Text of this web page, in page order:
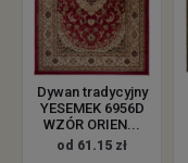
Dywan tradycyjny
YESEMEK 6956D
WZÓR ORIEN...
od 61.15 zł